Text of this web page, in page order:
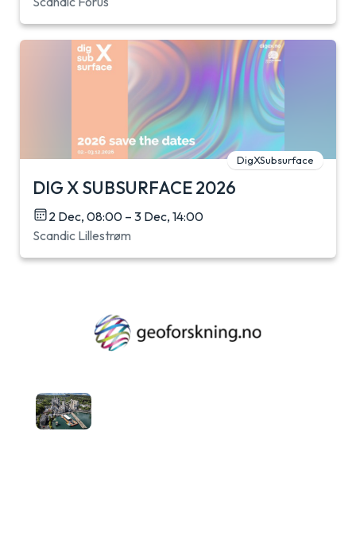
DigXSubsurface
DIG X SUBSURFACE 2026
2 Dec, 08:00 – 3 Dec, 14:00
Scandic Lillestrøm